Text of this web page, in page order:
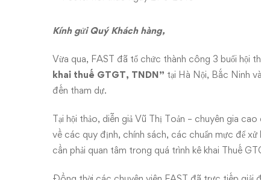
chi
phí
–
Những
vấn
đề
Kính gửi Quý Khách hàng,
Vừa qua, FAST đã tổ chức thành công 3 buổi hội
khai thuế GTGT, TNDN” tại Hà Nội, Bắc Ninh
đến tham dự.
Tại hội thảo, diễn giả Vũ Thị Toản – chuyên gia
về các quy định, chính sách, các chuẩn mực để
cần phải quan tâm trong quá trình kê khai Thuế